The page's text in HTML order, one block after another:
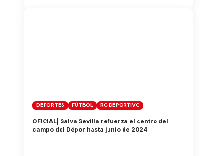
DEPORTES FÚTBOL RC DEPORTIVO
OFICIAL| Salva Sevilla refuerza el centro del
campo del Dépor hasta junio de 2024